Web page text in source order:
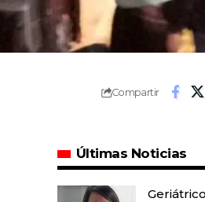
Compartir
Últimas Noticias